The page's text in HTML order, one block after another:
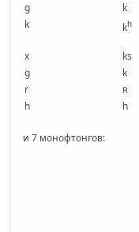
g
k
k
kh
x
ks
g
k
r
ʀ
h
h
и 7 монофтонгов: